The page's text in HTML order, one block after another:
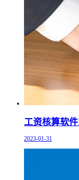
工资核算软
2023-01-31